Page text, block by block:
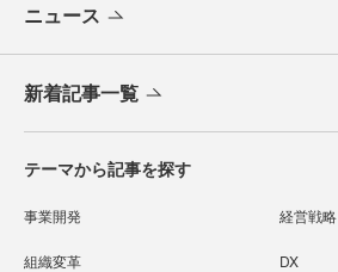
ニュース
新着記事一覧
テーマから記事を探す
事業開発 経営戦略
組織変革 DX